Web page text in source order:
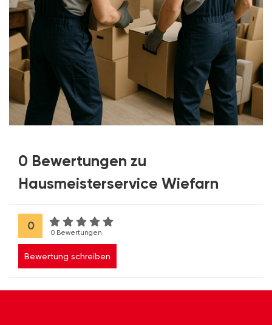
0 Bewertungen zu
Hausmeisterservice Wiefarn
0
0 Bewertungen
Bewertung schreiben